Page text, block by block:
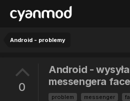
Android - problemy
0
Android -
messengera
problem messenger